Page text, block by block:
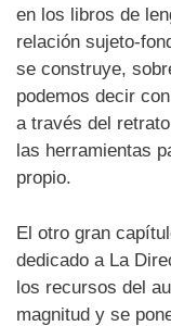
en los libros de
relación sujeto-
se construye,
podemos decir
a través del
las herramientas
propio.
El otro gran
dedicado a La
los recursos del
magnitud y se